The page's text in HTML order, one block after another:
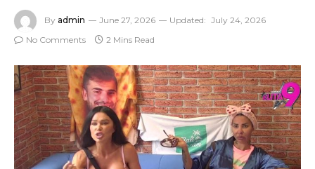
By admin June 27, 2026 Updated: July 24, 2026
No Comments
2 Mins Read